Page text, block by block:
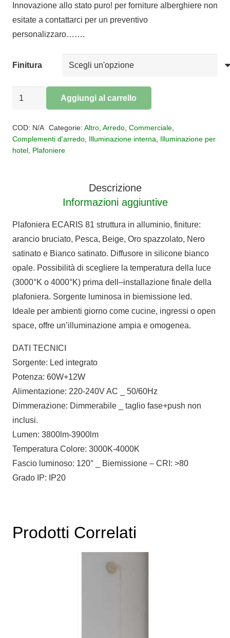
prezzo:
da
a
€501,00
Innovazione allo stato puro! per forniture alberghiere non
esitate a contattarci per un preventivo
personalizzaro…….
Finitura
Plafoniera
CCT
LED
Aggiungi al carrello
COD: N/A Categorie: Altro, Arredo, Commerciale,
Complementi d'arredo Illuminazione interna
Illuminazione per
hotel Plafoniere
Descrizione
Informazioni aggiuntive
Plafoniera ECARIS 81 struttura in alluminio, finiture:
arancio bruciato, Pesca, Beige, Oro spazzolato, Nero
satinato e Bianco satinato. Diffusore in silicone bianco
opale. Possibilità di scegliere la temperatura della luce
(3000°K o 4000°K) prima dell–installazione finale della
plafoniera. Sorgente luminosa in biemissione led.
Ideale per ambienti giorno come cucine, ingressi o open
space, offre un’illuminazione ampia e omogenea.
DATI TECNICI
Sorgente: Led integrato
Potenza: 60W+12W
Alimentazione: 220-240V AC _ 50/60Hz
Dimmerazione: Dimmerabile _ taglio fase+push non
inclusi.
Lumen: 3800lm-3900lm
Temperatura Colore: 3000K-4000K
Fascio luminoso: 120° _ Biemissione – CRI: >80
Grado IP: IP20
Prodotti Correlati